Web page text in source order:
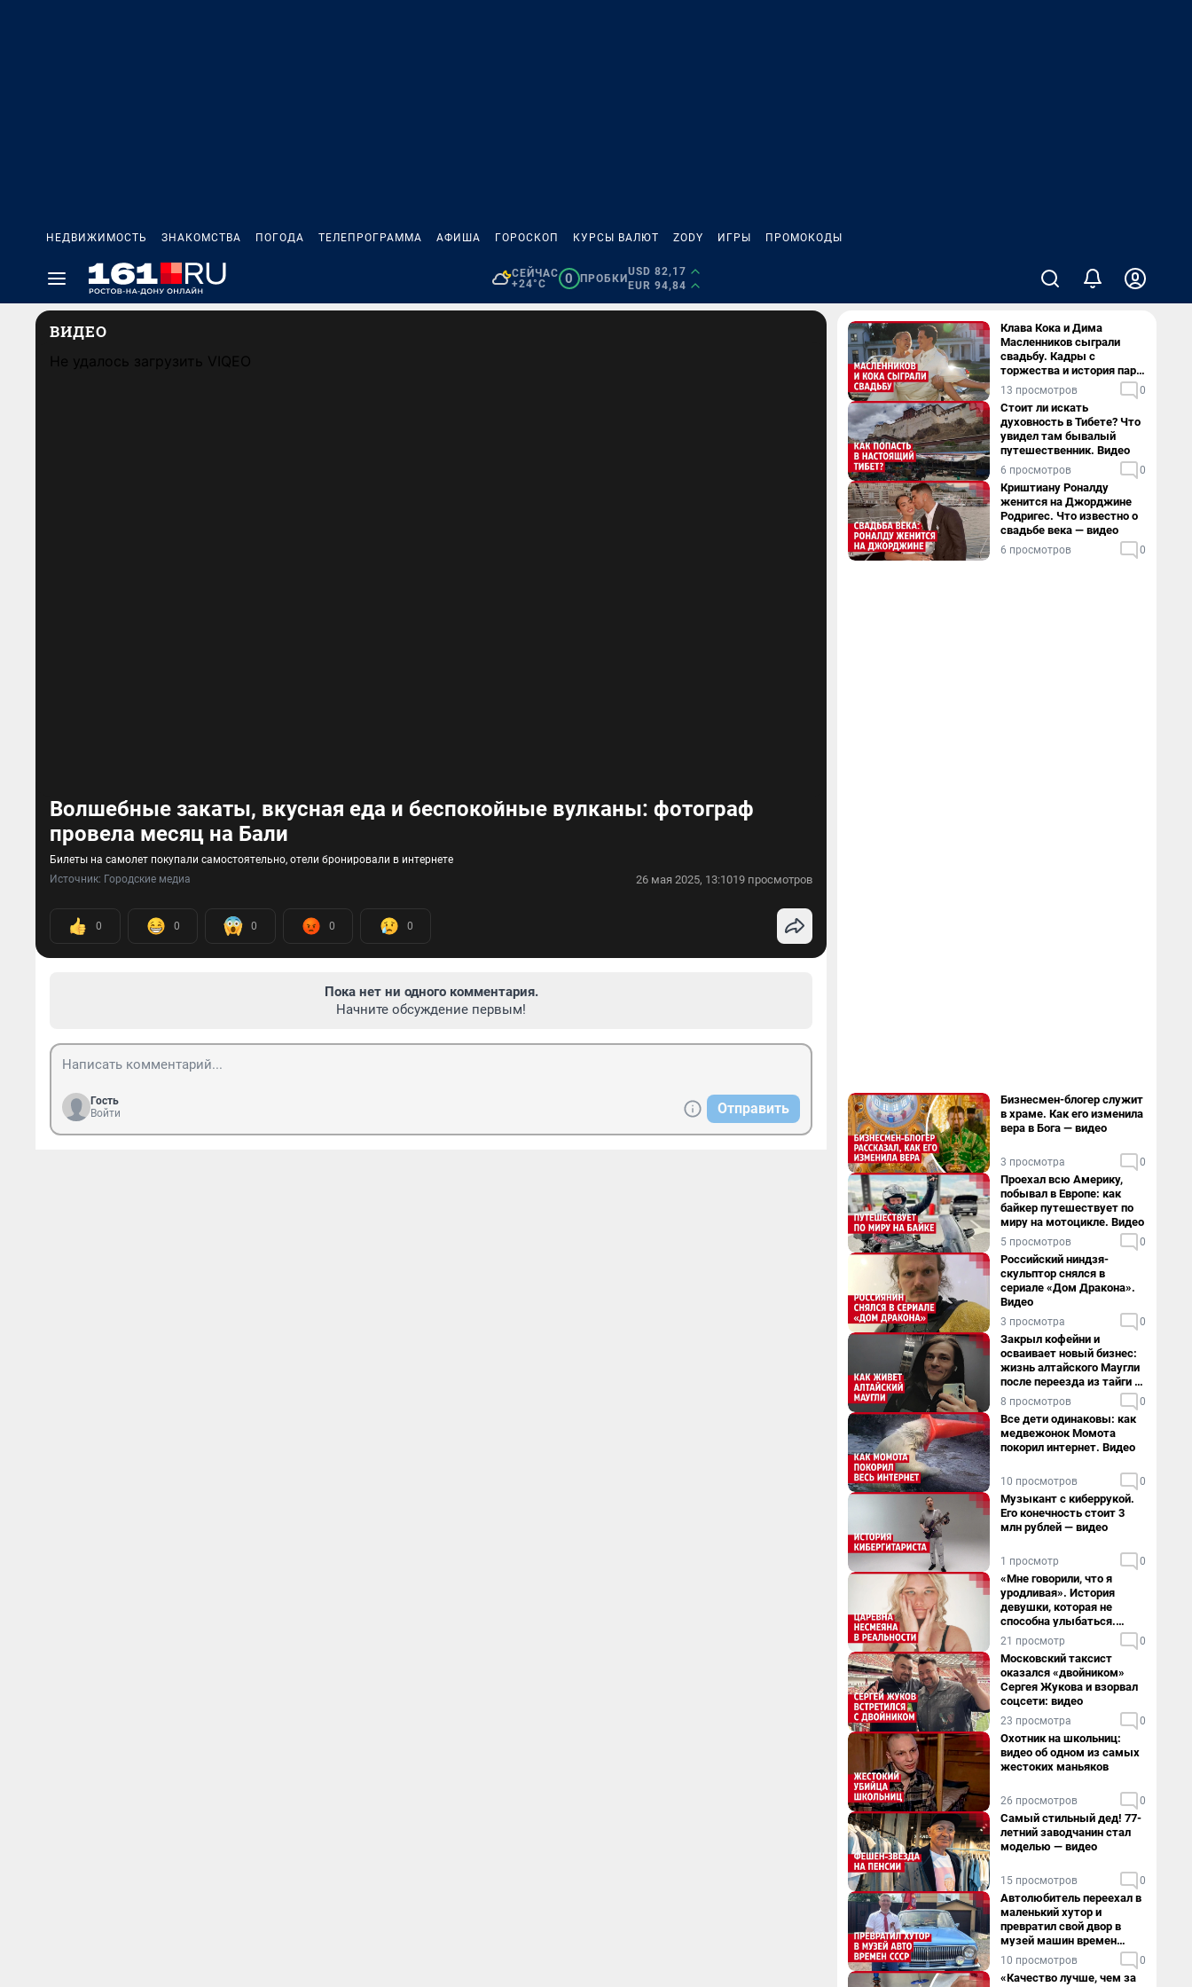
НЕДВИЖИМОСТЬ ЗНАКОМСТВА ПОГОДА ТЕЛЕПРОГРАММА АФИША ГОРОСКОП КУРСЫ ВАЛЮТ ZODY ИГРЫ ПРОМОКОДЫ
СЕЙЧАС
+24°C
0 ПРОБКИ
USD 82,17
EUR 94,84
ВИДЕО
Не удалось загрузить VIQEO
Волшебные закаты, вкусная еда и беспокойные вулканы: фотограф
провела месяц на Бали
Билеты на самолет покупали самостоятельно, отели бронировали в интернете
Источник: Городские медиа 26 мая 2025, 13:1019 просмотров
0 0 0 0 0
Пока нет ни одного комментария.
Начните обсуждение первым!
Гость
Войти
Отправить
Клава Кока и Дима
Масленников сыграли
свадьбу. Кадры с
торжества и история пары
— в видео
13 просмотров 0
Стоит ли искать
духовность в Тибете? Что
увидел там бывалый
путешественник. Видео
6 просмотров 0
Криштиану Роналду
женится на Джорджине
Родригес. Что известно о
свадьбе века — видео
6 просмотров 0
Бизнесмен-блогер служит
в храме. Как его изменила
вера в Бога — видео
3 просмотра 0
Проехал всю Америку,
побывал в Европе: как
байкер путешествует по
миру на мотоцикле. Видео
5 просмотров 0
Российский ниндзя-
скульптор снялся в
сериале «Дом Дракона».
Видео
3 просмотра 0
Закрыл кофейни и
осваивает новый бизнес:
жизнь алтайского Маугли
после переезда из тайги в
столицу
8 просмотров 0
Все дети одинаковы: как
медвежонок Момота
покорил интернет. Видео
10 просмотров 0
Музыкант с киберрукой.
Его конечность стоит 3
млн рублей — видео
1 просмотр 0
«Мне говорили, что я
уродливая». История
девушки, которая не
способна улыбаться.
Видео
21 просмотр 0
Московский таксист
оказался «двойником»
Сергея Жукова и взорвал
соцсети: видео
23 просмотра 0
Охотник на школьниц:
видео об одном из самых
жестоких маньяков
26 просмотров 0
Самый стильный дед! 77-
летний заводчанин стал
моделью — видео
15 просмотров 0
Автолюбитель переехал в
маленький хутор и
превратил свой двор в
музей машин времен
СССР. Видео
10 просмотров 0
«Качество лучше, чем за